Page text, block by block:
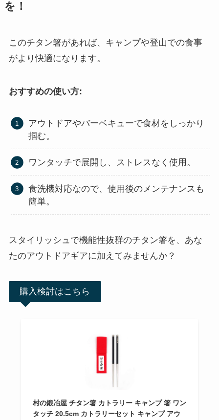
を！
このチタン箸があれば、キャンプや登山での食事
がより快適になります。
おすすめの使い方:
アウトドアやバーベキューで食材をしっかり
掴む。
ワンタッチで展開し、ストレスなく使用。
食洗機対応なので、使用後のメンテナンスも
簡単。
スタイリッシュで機能性抜群のチタン箸を、あな
たのアウトドアギアに加えてみませんか？
購入検討はこちら
村の鍛冶屋 チタン箸 カトラリー キャンプ 箸 ワン
タッチ 20.5cm カトラリーセット キャンプ アウ